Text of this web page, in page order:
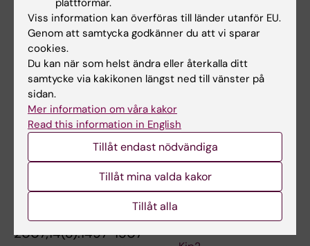
Nyman U; Vlachos P; Cascante A; Hermanson
O; Zhivotovsky B; Joseph B
Alla författare
ARTICLE:ONCOGENE.2008;27(22):3134-3144
Combinatorial action of the HDAC inhibitor
trichostatin A and etoposide induces
caspase-mediated AIF-dependent apoptotic
cell death in non-small cell lung carcinoma
Hajji N; Wallenborg K; Vlachos P; Nyman U;
Hermanson O; Joseph B
ARTICLE:
CELL DEATH AND DIFFERENTIATION.
2007;14(8):1497-1507
plattformar.
Viss information kan överföras till länder utanför EU.
Genom att samtycka godkänner du att vi sparar
cookies.
Du kan när som helst ändra eller återkalla ditt
samtycke via kakikonen längst ned till vänster på
sidan.
Mer information om våra kakor
Read this information in English
Tillåt endast nödvändiga
Tillåt mina valda kakor
Tillåt alla